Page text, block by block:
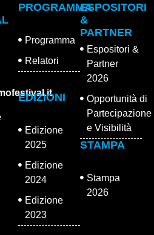
PROGRAMMA
Programma
Relatori
EDIZIONI
Edizione
2025
Edizione
2024
Edizione
2023
ESPOSITORI
&
PARTNER
Espositori &
Partner
2026
Opportunità di
Partecipazione
e Visibilità
STAMPA
Stampa
2026